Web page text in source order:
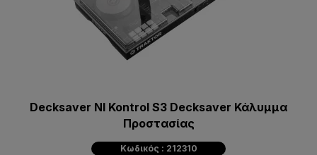
Decksaver NI Kontrol S3 Decksaver Κάλυμμα
Προστασίας
Κωδικός : 212310